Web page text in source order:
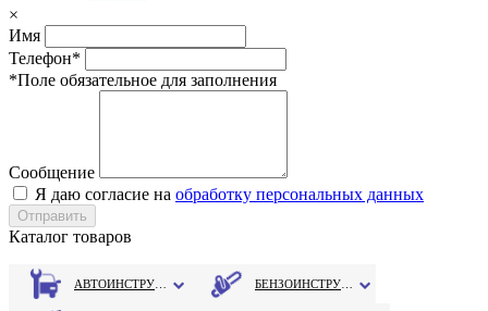
×
Имя
Телефон*
*Поле обязательное для заполнения
Сообщение
Я даю согласие на обработку персональных данных
Каталог товаров